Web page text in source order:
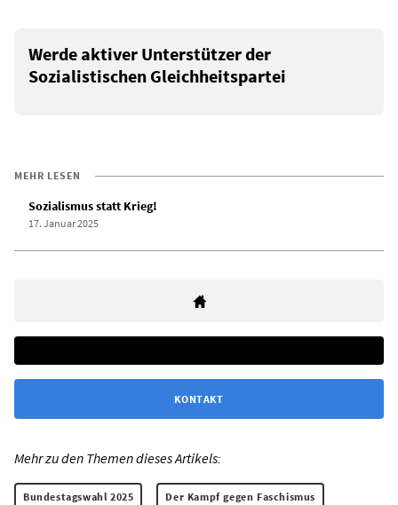
Werde aktiver Unterstützer der
Sozialistischen Gleichheitspartei
MEHR LESEN
Sozialismus statt Krieg!
17. Januar 2025
KONTAKT
Mehr zu den Themen dieses Artikels:
Bundestagswahl 2025 Der Kampf gegen Faschismus